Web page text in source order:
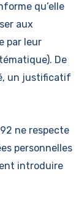
qu’elle
aux
par leur
De
un justificatif
92 ne respecte
personnelles
introduire